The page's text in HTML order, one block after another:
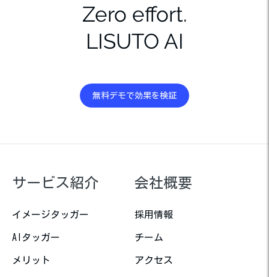
Zero effort.
LISUTO AI
無料デモで効果を検証
サービス紹介
イメージタッガー
AIタッガー
メリット
会社概要
採用情報
チーム
アクセス